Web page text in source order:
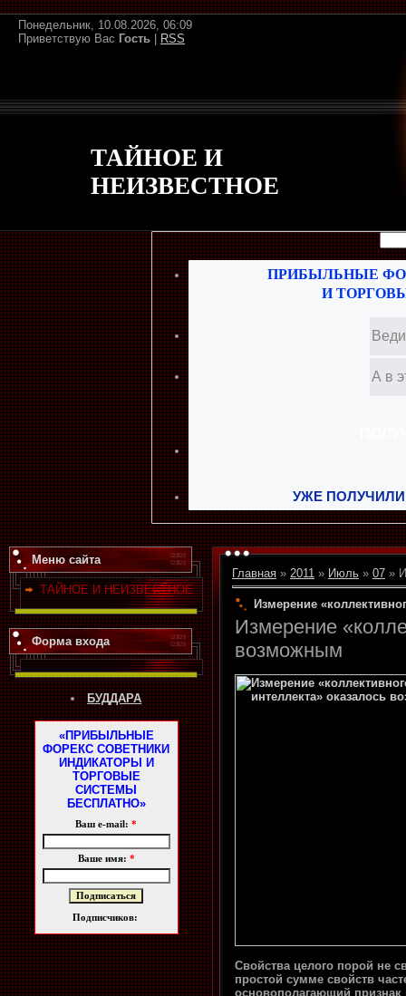
Понедельник, 10.08.2026, 06:09
Приветствую Вас Гость RSS
ТАЙНОЕ И
НЕИЗВЕСТНОЕ
ПРИБЫЛЬНЫЕ
И
УЖЕ
Меню сайта
ТАЙНОЕ И НЕИЗВЕСТНОЕ
Форма входа
БУДДАРА
«ПРИБЫЛЬНЫЕ
ФОРЕКС СОВЕТНИКИ
ИНДИКАТОРЫ И
ТОРГОВЫЕ
СИСТЕМЫ
БЕСПЛАТНО»
Ваш e-mail: *
Ваше имя: *
Подписчиков:
Главная » 2011 » Июль » 07 »
Измерение
Измерение
возможным
Свойства целого порой не
простой сумме свойств
основополагающий признак